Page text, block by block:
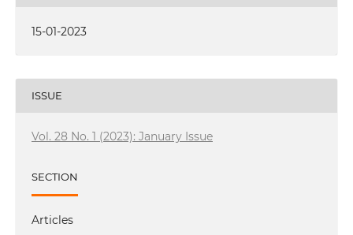
15-01-2023
ISSUE
Vol. 28 No. 1 (2023): January Issue
SECTION
Articles